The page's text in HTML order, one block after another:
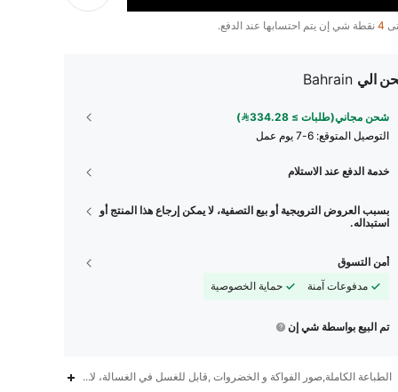
4 نقطة شي إن يتم احتسابها عند الدفع.
الي Bahrain
شحن مجاني(طلبات ≥ 334.28)
التوصيل المتوقع: 6-7 يوم عمل
خدمة الدفع عند الاستلام
بسبب العروض الترويجية أو بيع التصفية، لا يمكن إرجاع هذا المنتج أو
استبداله.
أمن التسوق
مدفوعات آمنة
حماية الخصوصية
تم البيع بواسطة شي إن
الطباعة الكاملة,صور الفواكة و الخضروات ,قابل للغسل في الغسالة، لا يستخدم